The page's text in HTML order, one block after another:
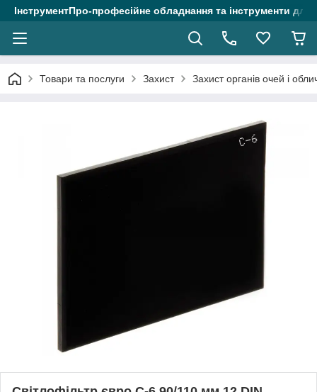
ІнструментПро-професійне обладнання та інструменти для
Товари та послуги Захист Захист органів очей і